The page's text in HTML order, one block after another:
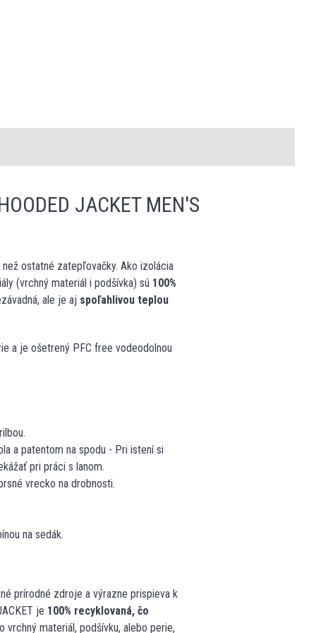
JACKET MEN'S
než ostatné zatepľovačky. Ako izolácia
(vrchný materiál i podšívka) sú 100%
ale je aj spoľahlivou teplou
a je ošetrený PFC free vodeodolnou
a patentom na spodu - Pri istení si
pri práci s lanom.
vrecko na drobnosti.
na sedák.
prírodné zdroje a výrazne prispieva k
je 100% recyklovaná, čo
vrchný materiál, podšívku, alebo perie,